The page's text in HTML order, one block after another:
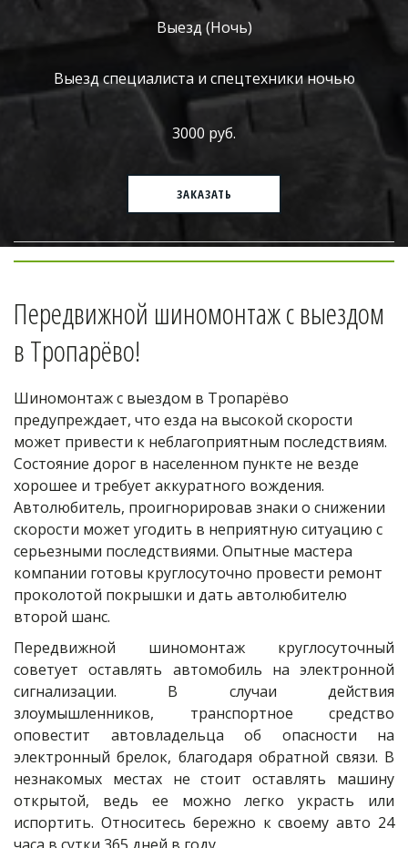
Выезд (Ночь)
Выезд специалиста и спецтехники ночью
3000 руб.
ЗАКАЗАТЬ
Передвижной шиномонтаж с выездом
в Тропарёво!
Шиномонтаж с выездом в Тропарёво
предупреждает, что езда на высокой скорости
может привести к неблагоприятным последствиям.
Состояние дорог в населенном пункте не везде
хорошее и требует аккуратного вождения.
Автолюбитель, проигнорировав знаки о снижении
скорости может угодить в неприятную ситуацию с
серьезными последствиями. Опытные мастера
компании готовы круглосуточно провести ремонт
проколотой покрышки и дать автолюбителю
второй шанс.
Передвижной шиномонтаж круглосуточный
советует оставлять автомобиль на электронной
сигнализации. В случаи действия
злоумышленников, транспортное средство
оповестит автовладельца об опасности на
электронный брелок, благодаря обратной связи. В
незнакомых местах не стоит оставлять машину
открытой, ведь ее можно легко украсть или
испортить. Относитесь бережно к своему авто 24